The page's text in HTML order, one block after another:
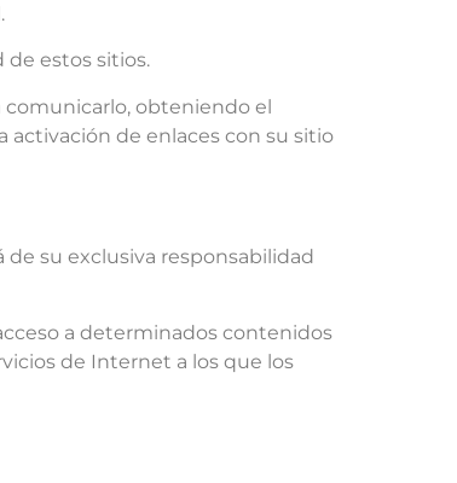
estos sitios.
obteniendo el
de enlaces con su sitio
su exclusiva responsabilidad
a determinados contenidos
de Internet a los que los